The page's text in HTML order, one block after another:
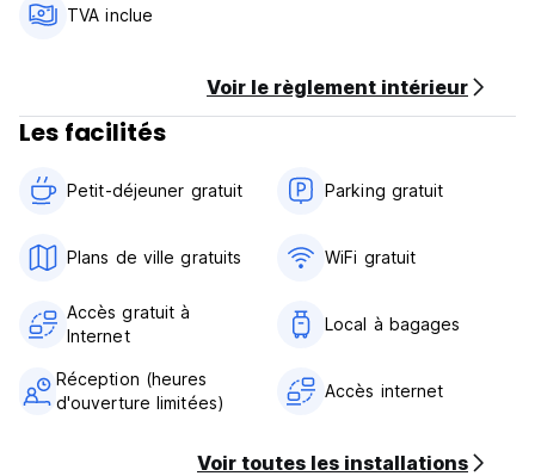
nuit.
Paiement à l'arrivée en espèces.
Petit déjeuner inclus.
Non fumeur.
Réception de 8:00 à 20:00 hs (Auto-translated from original
TVA inclue
Voir le règlement intérieur
Les facilités
Petit-déjeuner gratuit‎ Parking gratuit
Plans de ville gratuits WiFi gratuit
Accès gratuit à
Internet
Local à bagages
Réception (heures
d'ouverture limitées)
Accès internet
Voir toutes les installations